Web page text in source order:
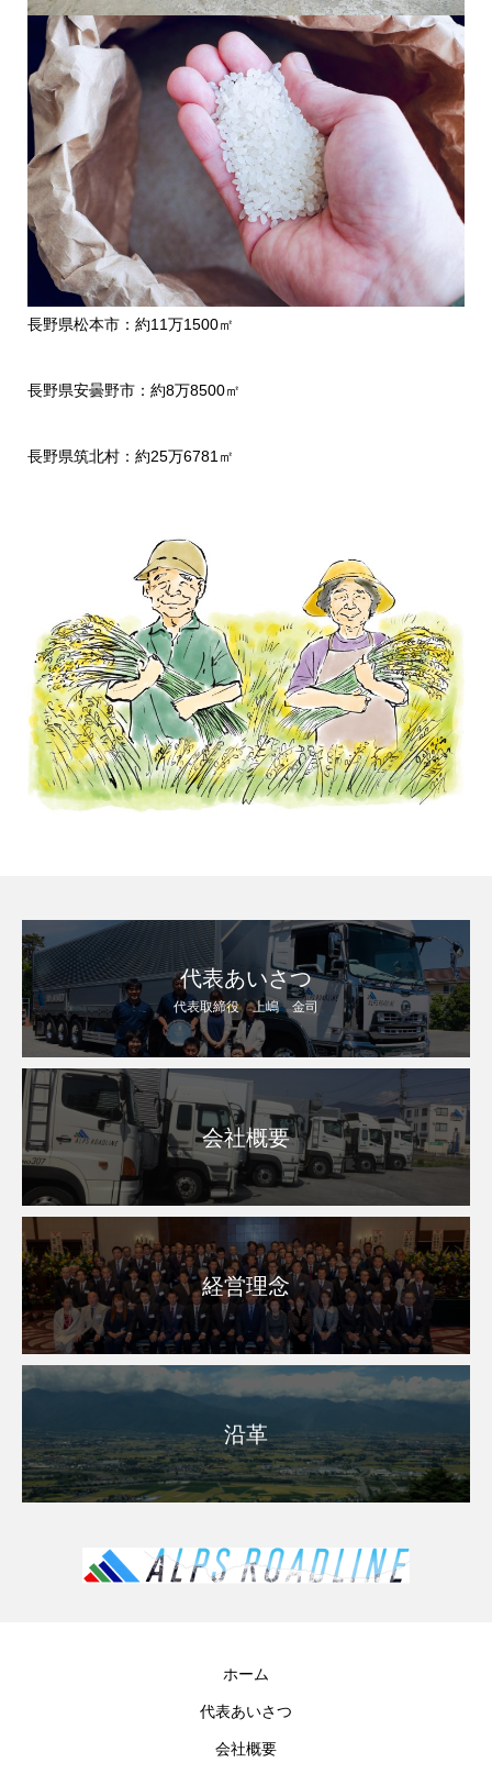
長野県松本市：約11万1500㎡
長野県安曇野市：約8万8500㎡
長野県筑北村：約25万6781㎡
代表あいさつ
代表取締役 上嶋 金司
会社概要
経営理念
沿革
ホーム
代表あいさつ
会社概要